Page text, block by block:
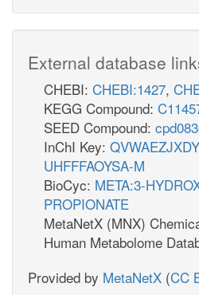
External database
CHEBI: CHEBI:1427,
KEGG Compound:
SEED Compound:
InChI Key:
UHFFFAOYSA-M
BioCyc: META:3-
PROPIONATE
MetaNetX (MNX)
Human Metabolome
Provided by MetaNetX (CC